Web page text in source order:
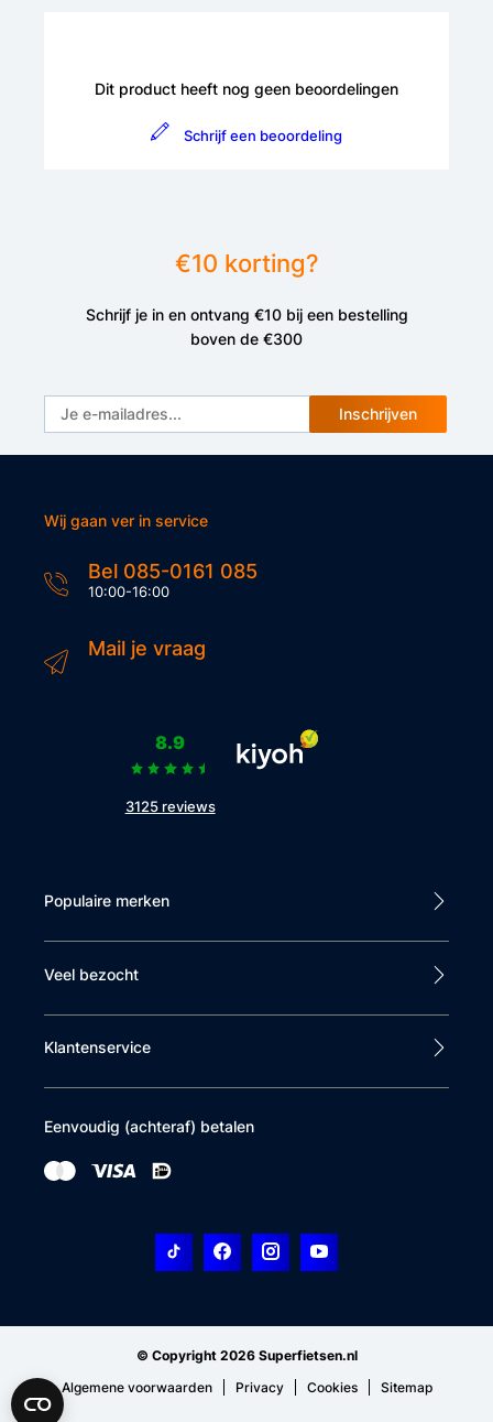
Dit product heeft nog geen beoordelingen
Schrijf een beoordeling
€10 korting?
Schrijf je in en ontvang €10 bij een bestelling
boven de €300
Inschrijven
Wij gaan ver in service
Bel 085-0161 085
10:00-16:00
Mail je vraag
8.9
3125 reviews
Populaire merken
Veel bezocht
Klantenservice
Eenvoudig (achteraf) betalen
© Copyright 2026 Superfietsen.nl
Algemene voorwaarden
Privacy Cookies Sitemap